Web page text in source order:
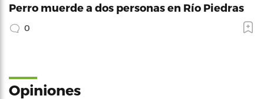
Perro muerde a dos personas en Río Piedras
0
Opiniones